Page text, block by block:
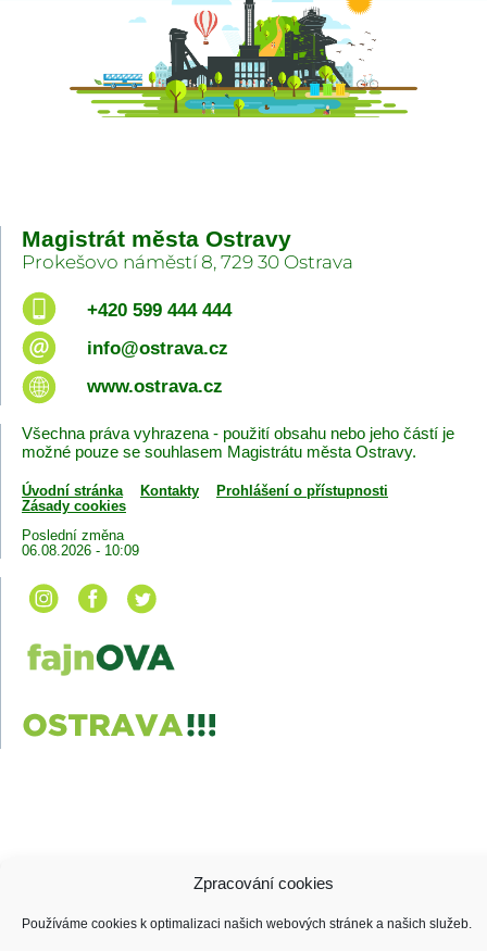
Zpracování cookies
Používáme cookies k optimalizaci našich webových stránek a našich služeb.
Magistrát města Ostravy
Prokešovo náměstí 8, 729 30 Ostrava
+420 599 444 444
info@ostrava.cz
www.ostrava.cz
Všechna práva vyhrazena - použití obsahu nebo jeho částí je
možné pouze se souhlasem Magistrátu města Ostravy.
Úvodní stránka Kontakty
Prohlášení o přístupnosti
Zásady cookies
Poslední změna
06.08.2026 - 10:09